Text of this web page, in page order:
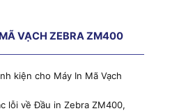
VẠCH ZEBRA ZM400
kiện cho Máy In Mã Vạch
lỗi về Đầu in Zebra ZM400,